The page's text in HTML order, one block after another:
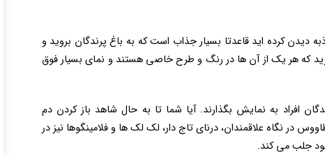
دیدن کرده اید قاعدتا بسیار جذاب است که به باغ پرندگان بروید و
لذت ببرید که هر یک از آن ها در رنگ و طرح خاصی هستند و نمای بسیار فوق
افراد به نمایش بگذارند. آیا شما تا به حال شاهد باز کردن دم
در نگاه علاقمندان، درنای تاج دار، لک لک ها و فلامینگوها نیز در
جلب می کند.